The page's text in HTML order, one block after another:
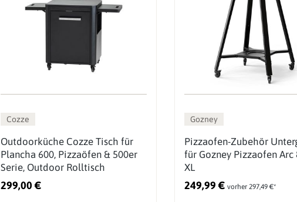
Cozze
Outdoorküche Cozze Tisch für
Plancha 600, Pizzaöfen & 500er
Serie, Outdoor Rolltisch
299,00 €
Gozney
Pizzaofen-Zubehör
für Gozney Pizzaofen Arc
XL
249,99 € vorher 297,49 €*